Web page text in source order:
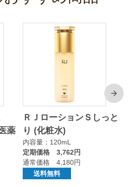
薬
ＲＪローションＳしっと
り (化粧水)
内容量：120mL
定期価格 3,762円
通常価格 4,180円
送料無料
次